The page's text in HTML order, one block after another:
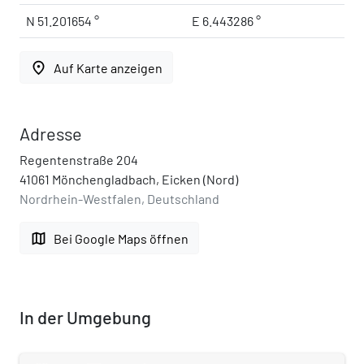
N 51.201654 ° E 6.443286 °
place Auf Karte anzeigen
Adresse
Regentenstraße 204
41061 Mönchengladbach, Eicken (Nord)
Nordrhein-Westfalen, Deutschland
map Bei Google Maps öffnen
In der Umgebung